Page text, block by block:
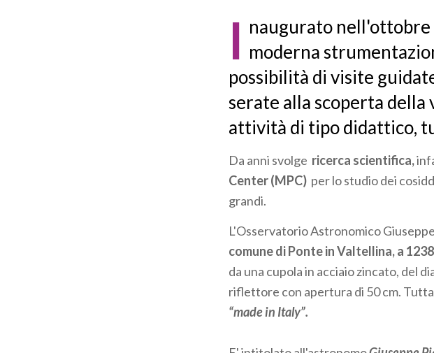
I naugurato nell'ottobre
moderna
possibilità di visite
serate alla scoperta della
attività di tipo didattico,
Da anni svolge ricerca scientifica,
Center (MPC) per lo studio dei
grandi.
L'Osservatorio Astronomico
comune di Ponte in Valtellina, a
da una cupola in acciaio zincato, del
riflettore con apertura di 50 cm.
“made in Italy”.